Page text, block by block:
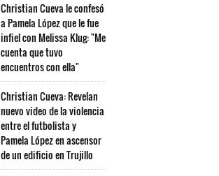
Christian Cueva le confesó
a Pamela López que le fue
infiel con Melissa Klug: "Me
cuenta que tuvo
encuentros con ella"
Christian Cueva: Revelan
nuevo video de la violencia
entre el futbolista y
Pamela López en ascensor
de un edificio en Trujillo